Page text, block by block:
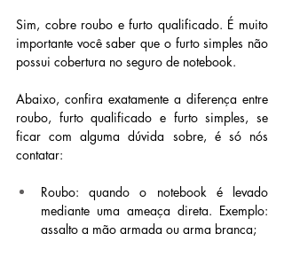
Sim, cobre roubo e furto qualificado. É muito
importante você saber que o furto simples não
possui cobertura no seguro de notebook.
Abaixo, confira exatamente a diferença entre
roubo, furto qualificado e furto simples, se
ficar com alguma dúvida sobre, é só nós
contatar:
Roubo: quando o notebook é levado
mediante uma ameaça direta. Exemplo:
assalto a mão armada ou arma branca;